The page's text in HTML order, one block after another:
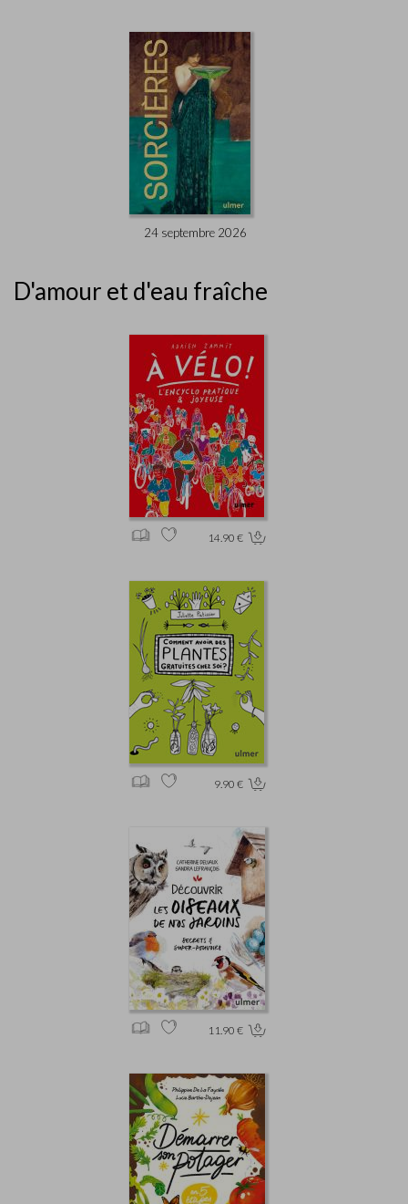
24 septembre 2026
D'amour et d'eau fraîche
14.90 €
9.90 €
11.90 €